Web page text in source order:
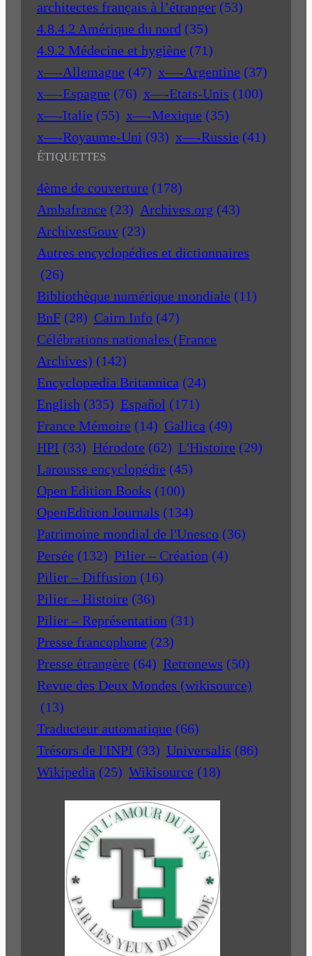
architectes français à l’étranger (53)
4.8.4.2 Amérique du nord (35)
4.9.2 Médecine et hygiène (71)
x—-Allemagne (47) x—-Argentine (37)
x—-Espagne (76) x—-Etats-Unis (100)
x—-Italie (55) x—-Mexique (35)
x—-Royaume-Uni (93) x—-Russie (41)
ÉTIQUETTES
4ème de couverture (178)
Ambafrance (23) Archives.org (43)
ArchivesGouv (23)
Autres encyclopédies et dictionnaires
(26)
Bibliothèque numérique mondiale (11)
BnF (28) Cairn Info (47)
Célébrations nationales (France
Archives) (142)
Encyclopædia Britannica (24)
English (335) Español (171)
France Mémoire (14) Gallica (49)
HPI (33) Hérodote (62) L'Histoire (29)
Larousse encyclopédie (45)
Open Edition Books (100)
OpenEdition Journals (134)
Patrimoine mondial de l'Unesco (36)
Persée (132) Pilier – Création (4)
Pilier – Diffusion (16)
Pilier – Histoire (36)
Pilier – Représentation (31)
Presse francophone (23)
Presse étrangère (64) Retronews (50)
Revue des Deux Mondes (wikisource)
(13)
Traducteur automatique (66)
Trésors de l'INPI (33) Universalis (86)
Wikipedia (25) Wikisource (18)